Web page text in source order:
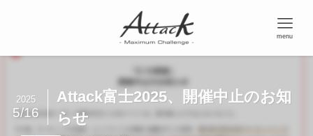
menu
Attack富士2025、開催中止のお知
らせ
2025
5/16